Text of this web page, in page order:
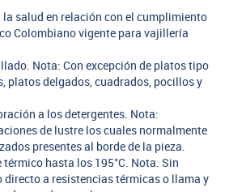
salud en relación con el cumplimiento
Colombiano vigente para vajillería
Nota: Con excepción de platos tipo
platos delgados, cuadrados, pocillos y
a los detergentes. Nota:
de lustre los cuales normalmente
presentes al borde de la pieza.
hasta los 195°C. Nota. Sin
a resistencias térmicas o llama y